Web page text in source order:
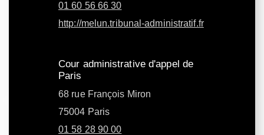
01 60 56 66 30
http://melun.tribunal-administratif.fr
Cour administrative d'appel de
Paris
68 rue François Miron
75004 Paris
01 58 28 90 00